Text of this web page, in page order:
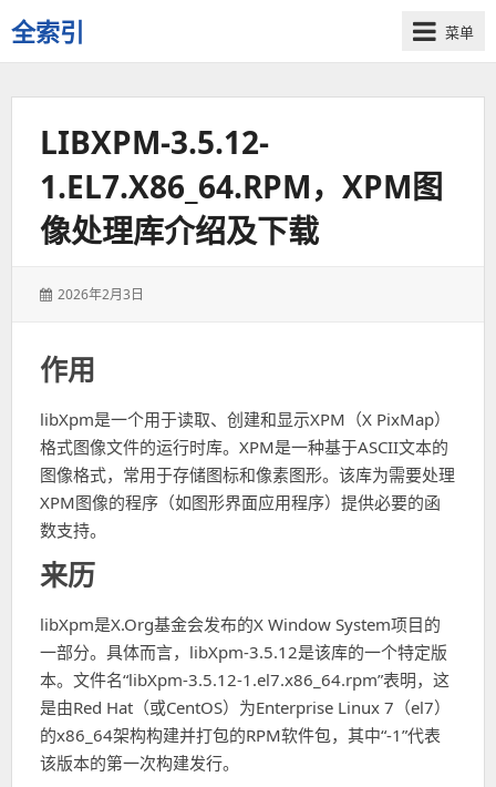
全索引
一
些
菜单
LIBXPM-3.5.12-
1.EL7.X86_64.RPM，XPM图
像处理库介绍及下载
发
2026年2月3日
作用
libXpm是一个用于读取、创建和显示XPM（X PixMap）
格式图像文件的运行时库。XPM是一种基于ASCII文本的
图像格式，常用于存储图标和像素图形。该库为需要处理
XPM图像的程序（如图形界面应用程序）提供必要的函
数支持。
来历
libXpm是X.Org基金会发布的X Window System项目的
一部分。具体而言，libXpm-3.5.12是该库的一个特定版
本。文件名“libXpm-3.5.12-1.el7.x86_64.rpm”表明，这
是由Red Hat（或CentOS）为Enterprise Linux 7（el7）
的x86_64架构构建并打包的RPM软件包，其中“-1”代表
该版本的第一次构建发行。